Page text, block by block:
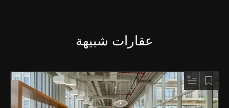
عقارات شبيهة